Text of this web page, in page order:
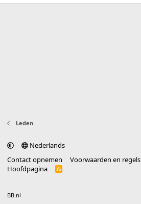
Leden
Nederlands
Contact opnemen
Voorwaarden en regels
Hoofdpagina
R
BB.nl